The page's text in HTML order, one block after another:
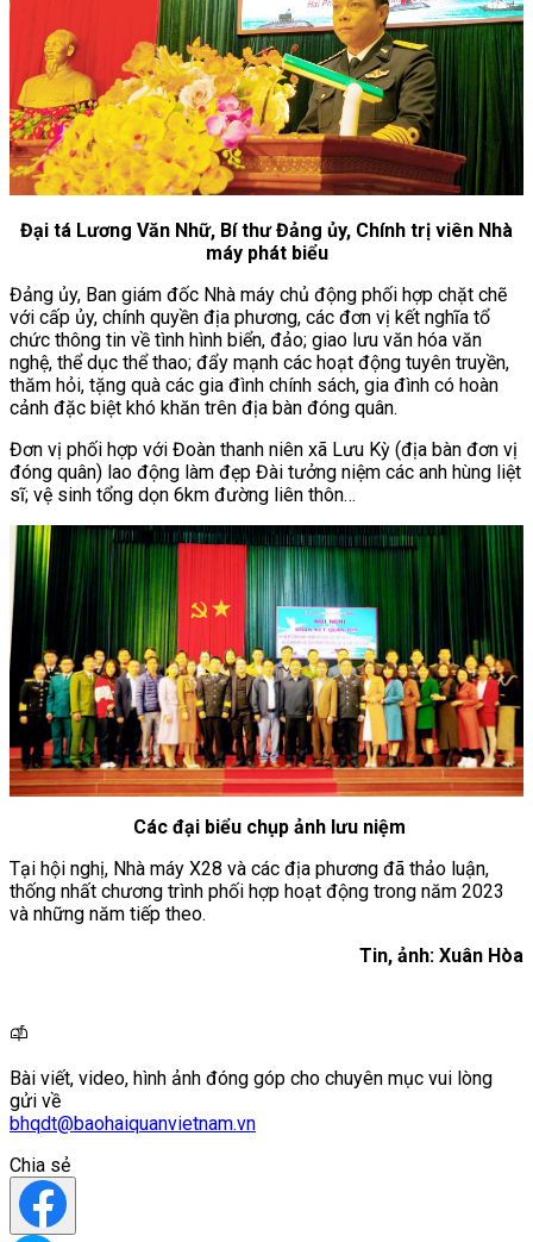
Đại tá Lương Văn Nhữ, Bí thư Đảng ủy, Chính trị viên Nhà
máy phát biểu
Đảng ủy, Ban giám đốc Nhà máy chủ động phối hợp chặt chẽ
với cấp ủy, chính quyền địa phương, các đơn vị kết nghĩa tổ
chức thông tin về tình hình biển, đảo; giao lưu văn hóa văn
nghệ, thể dục thể thao; đẩy mạnh các hoạt động tuyên truyền,
thăm hỏi, tặng quà các gia đình chính sách, gia đình có hoàn
cảnh đặc biệt khó khăn trên địa bàn đóng quân.
Đơn vị phối hợp với Đoàn thanh niên xã Lưu Kỳ (địa bàn đơn vị
đóng quân) lao động làm đẹp Đài tưởng niệm các anh hùng liệt
sĩ; vệ sinh tổng dọn 6km đường liên thôn…
Các đại biểu chụp ảnh lưu niệm
Tại hội nghị, Nhà máy X28 và các địa phương đã thảo luận,
thống nhất chương trình phối hợp hoạt động trong năm 2023
và những năm tiếp theo.
Tin, ảnh: Xuân Hòa
Bài viết, video, hình ảnh đóng góp cho chuyên mục vui lòng
gửi về
bhqdt@baohaiquanvietnam.vn
Chia sẻ